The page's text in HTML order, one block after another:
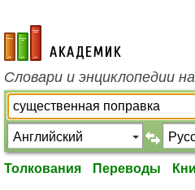
academic.ru
Словари и энциклопедии
Толкования Переводы